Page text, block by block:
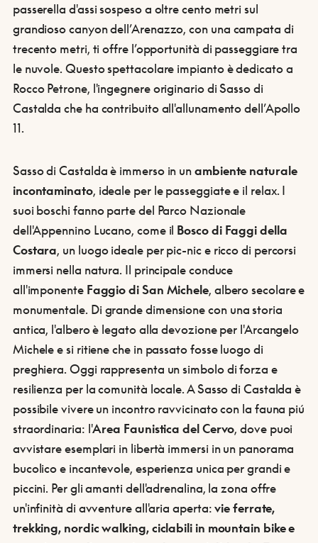
passerella d'assi sospeso a oltre cento metri sul
grandioso canyon dell’Arenazzo, con una campata di
trecento metri, ti offre l’opportunità di passeggiare tra
le nuvole. Questo spettacolare impianto è dedicato a
Rocco Petrone, l'ingegnere originario di Sasso di
Castalda che ha contribuito all'allunamento dell’Apollo
11.
Sasso di Castalda è immerso in unambiente naturale
incontaminato, ideale per le passeggiate e il relax. I
suoi boschi fanno parte del Parco Nazionale
dell'Appennino Lucano, come il Bosco di Faggi della
Costara, un luogo ideale per pic-nic e ricco di percorsi
immersi nella natura. Il principale conduce
all'imponente Faggio di San Michele, albero secolare e
monumentale. Di grande dimensione con una storia
antica, l'albero è legato alla devozione per l'Arcangelo
Michele e si ritiene che in passato fosse luogo di
preghiera. Oggi rappresenta un simbolo di forza e
resilienza per la comunità locale. A Sasso di Castalda è
possibile vivere un incontro ravvicinato con la fauna piú
straordinaria: l'Area Faunistica del Cervo, dove puoi
avvistare esemplari in libertà immersi in un panorama
bucolico e incantevole, esperienza unica per grandi e
piccini. Per gli amanti dell'adrenalina, la zona offre
un'infinità di avventure all'aria aperta:vie ferrate,
trekking, nordic walking, ciclabili in mountain bike e